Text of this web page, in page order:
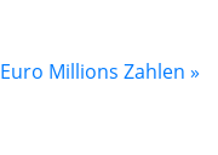
Euro Millions Zahlen »